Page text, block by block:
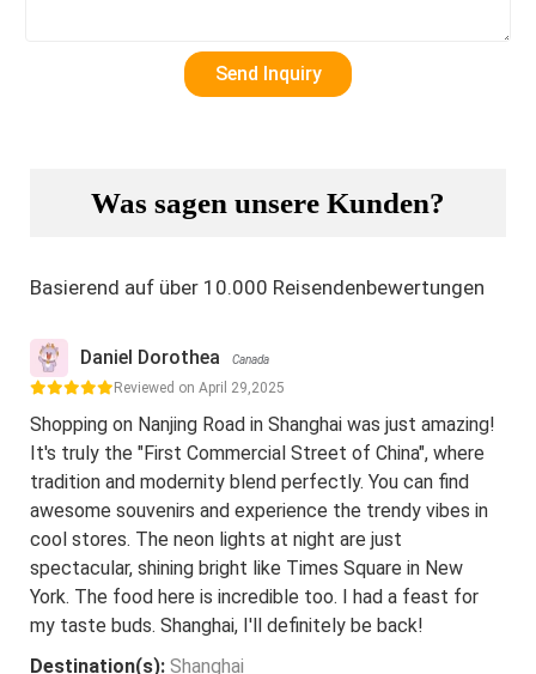
Was sagen unsere Kunden?
Basierend auf über 10.000 Reisendenbewertungen
Daniel Dorothea Canada
Reviewed on April 29,2025
Shopping on Nanjing Road in Shanghai was just amazing!
It's truly the "First Commercial Street of China", where
tradition and modernity blend perfectly. You can find
awesome souvenirs and experience the trendy vibes in
cool stores. The neon lights at night are just
spectacular, shining bright like Times Square in New
York. The food here is incredible too. I had a feast for
my taste buds. Shanghai, I'll definitely be back!
Destination(s): Shanghai